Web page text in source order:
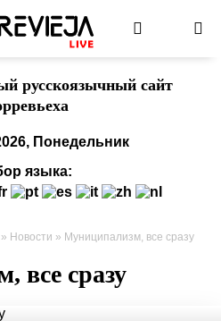
русскоязычный сайт
Понедельник
языка:
» Новости » Муниципализм, все сразу
все сразу